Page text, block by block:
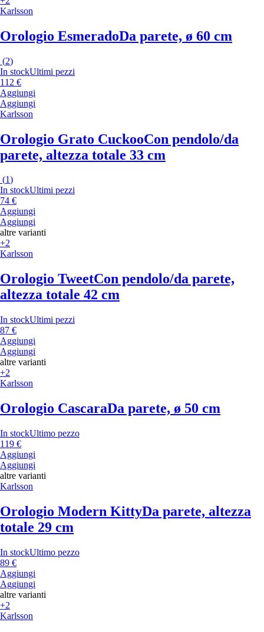
Karlsson
Orologio EsmeradoDa parete, ø 60 cm
(2)
In stockUltimi pezzi
112 €
Aggiungi
Aggiungi
Karlsson
Orologio Grato CuckooCon pendolo/da
parete, altezza totale 33 cm
(1)
In stockUltimi pezzi
74 €
Aggiungi
Aggiungi
altre varianti
+2
Karlsson
Orologio TweetCon pendolo/da parete,
altezza totale 42 cm
In stockUltimi pezzi
87 €
Aggiungi
Aggiungi
altre varianti
+2
Karlsson
Orologio CascaraDa parete, ø 50 cm
In stockUltimo pezzo
119 €
Aggiungi
Aggiungi
altre varianti
Karlsson
Orologio Modern KittyDa parete, altezza
totale 29 cm
In stockUltimo pezzo
89 €
Aggiungi
Aggiungi
altre varianti
+2
Karlsson